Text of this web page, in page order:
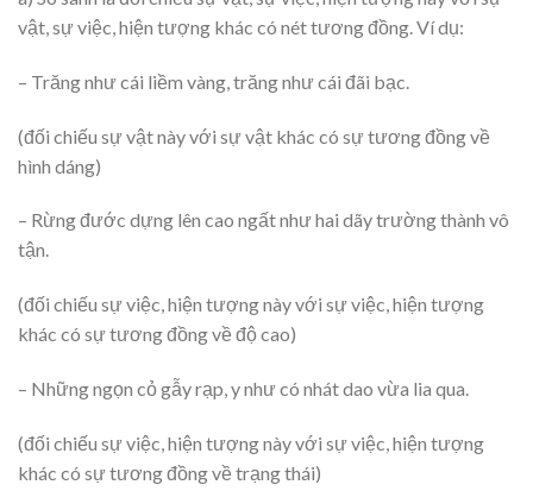
vật, sự việc, hiện tượng khác có nét tương đồng. Ví dụ:
– Trăng như cái liềm vàng, trăng như cái đãi bạc.
(đối chiếu sự vật này với sự vật khác có sự tương đồng về
hình dáng)
– Rừng đước dựng lên cao ngất như hai dãy trường thành vô
tận.
(đối chiếu sự việc, hiện tượng này với sự việc, hiện tượng
khác có sự tương đồng về độ cao)
– Những ngọn cỏ gẫy rạp, y như có nhát dao vừa lia qua.
(đối chiếu sự việc, hiện tượng này với sự việc, hiện tượng
khác có sự tương đồng về trạng thái)